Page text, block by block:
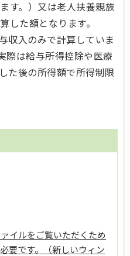
す。）又は老人扶養親族
した額となります。
収入のみで計算していま
際は給与所得控除や医療
た後の所得額で所得制限
イルをご覧いただくため
要です。（新しいウィン